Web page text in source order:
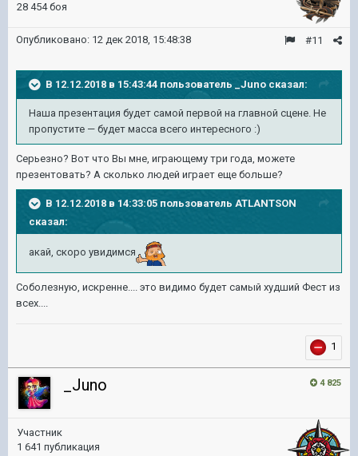
28 454 боя
#11
Опубликовано: 12 дек 2018, 15:48:38
В 12.12.2018 в 15:43:44 пользователь _Juno сказал:
Наша презентация будет самой первой на главной сцене. Не
пропустите — будет масса всего интересного :)
Серьезно? Вот что Вы мне, играющему три года, можете
презентовать? А сколько людей играет еще больше?
В 12.12.2018 в 14:33:05 пользователь ATLANTSON
сказал:
акай, скоро увидимся
Соболезную, искренне.... это видимо будет самый худший Фест из
всех....
1
4 825
_Juno
Участник
1 641 публикация